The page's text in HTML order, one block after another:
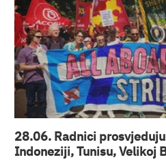
28.06. Radnici
Indoneziji, Tunisu, Velikoj